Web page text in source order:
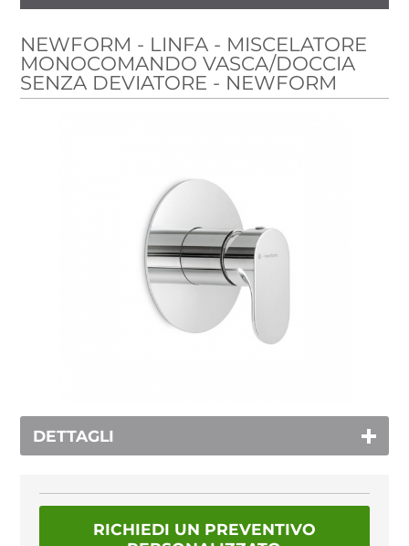
NEWFORM - LINFA - MISCELATORE
MONOCOMANDO VASCA/DOCCIA
SENZA DEVIATORE - NEWFORM
DETTAGLI
RICHIEDI UN PREVENTIVO